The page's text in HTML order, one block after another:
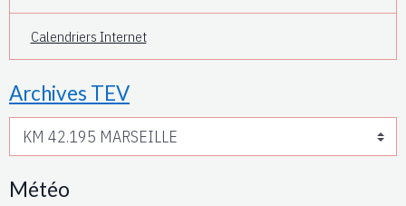
Calendriers Internet
Archives TEV
Météo